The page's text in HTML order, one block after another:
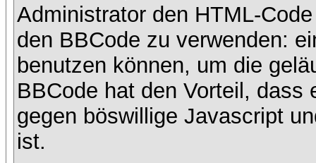
Administrator den HTML-
den BBCode zu verwenden:
benutzen können, um die
BBCode hat den Vorteil, dass
gegen böswillige Javascript
ist.